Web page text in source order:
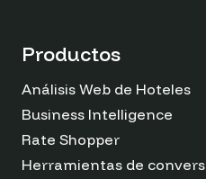
Productos
Análisis Web de Hoteles
Business Intelligence
Rate Shopper
Herramientas de